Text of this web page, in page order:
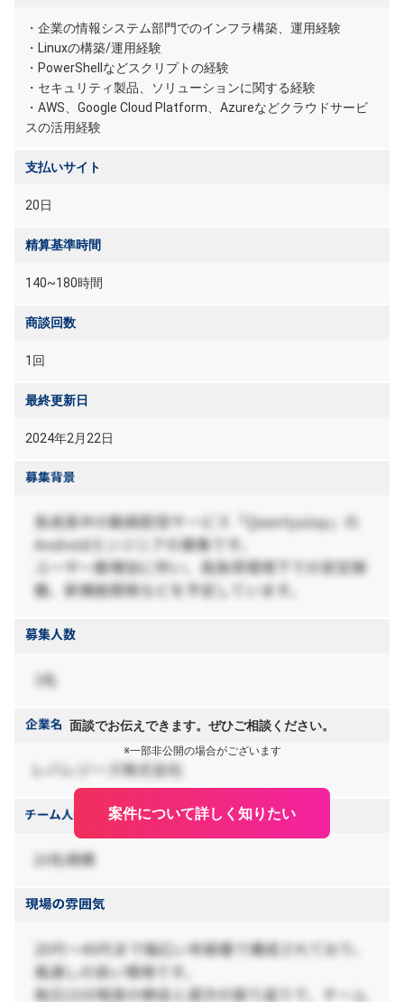
・企業の情報システム部門でのインフラ構築、運用経験
・Linuxの構築/運用経験
・PowerShellなどスクリプトの経験
・セキュリティ製品、ソリューションに関する経験
・AWS、Google Cloud Platform、Azureなどクラウドサービ
スの活用経験
支払いサイト
20日
精算基準時間
140~180時間
商談回数
1回
最終更新日
2024年2月22日
面談でお伝えできます。ぜひご相談ください。
※一部非公開の場合がございます
案件について詳しく知りたい